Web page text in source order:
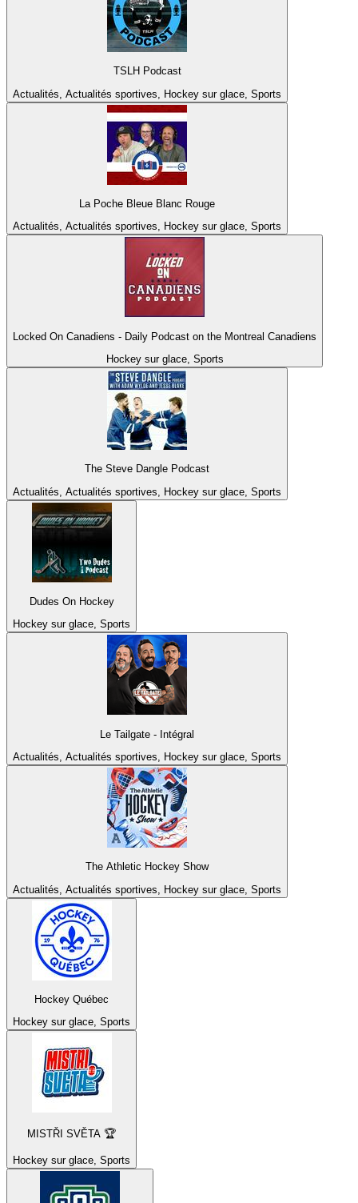
TSLH Podcast
Actualités, Actualités sportives, Hockey sur glace, Sports
La Poche Bleue Blanc Rouge
Actualités, Actualités sportives, Hockey sur glace, Sports
Locked On Canadiens - Daily Podcast on the Montreal Canadiens
Hockey sur glace, Sports
The Steve Dangle Podcast
Actualités, Actualités sportives, Hockey sur glace, Sports
Dudes On Hockey
Hockey sur glace, Sports
Le Tailgate - Intégral
Actualités, Actualités sportives, Hockey sur glace, Sports
The Athletic Hockey Show
Actualités, Actualités sportives, Hockey sur glace, Sports
Hockey Québec
Hockey sur glace, Sports
MISTŘI SVĚTA 🏆
Hockey sur glace, Sports